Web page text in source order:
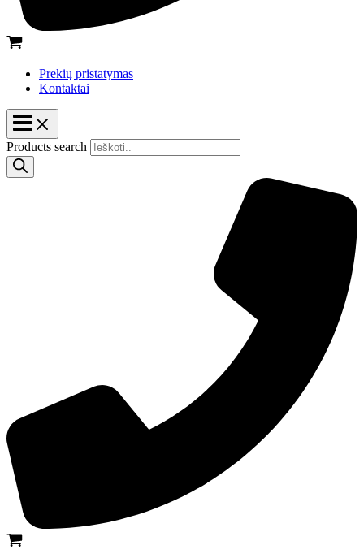
Prekių pristatymas
Kontaktai
Products search